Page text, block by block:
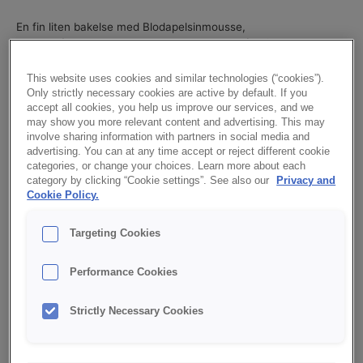
En fin liten bakelse med Blodapelsinmousse,
Caramel/Krokantmousse och Salty Caramelfyllning.
BAIXE PDF COM RECEITA
Mandelbotten
Mandelmassa
1000 g
Strösocker
50 g
Hallonpuré
250 g
Kessko
Blodapelsinmousse
Vatten
Grädde
Caramel/Krokantmousse
This website uses cookies and similar technologies (“cookies”).
Only strictly necessary cookies are active by default. If you
accept all cookies, you help us improve our services, and we
may show you more relevant content and advertising. This may
involve sharing information with partners in social media and
advertising. You can at any time accept or reject different cookie
categories, or change your choices. Learn more about each
category by clicking “Cookie settings”. See also our
Privacy and
Cookie Policy.
Targeting Cookies
Performance Cookies
Strictly Necessary Cookies